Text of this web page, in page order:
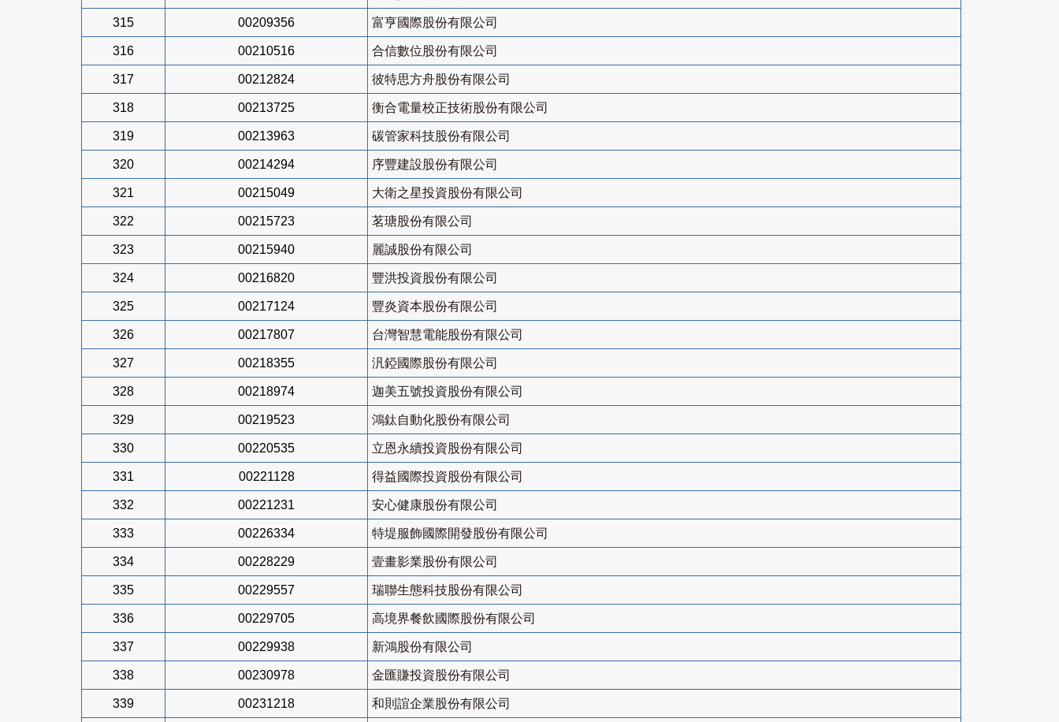
315 00209356 富亨國際股份有限公司
316 00210516 合信數位股份有限公司
317 00212824 彼特思方舟股份有限公司
318 00213725 衡合電量校正技術股份有限公司
319 00213963 碳管家科技股份有限公司
320 00214294 序豐建設股份有限公司
321 00215049 大衛之星投資股份有限公司
322 00215723 茗瑭股份有限公司
323 00215940 麗誠股份有限公司
324 00216820 豐洪投資股份有限公司
325 00217124 豐炎資本股份有限公司
326 00217807 台灣智慧電能股份有限公司
327 00218355 汎錏國際股份有限公司
328 00218974 迦美五號投資股份有限公司
329 00219523 鴻鈦自動化股份有限公司
330 00220535 立恩永續投資股份有限公司
331 00221128 得益國際投資股份有限公司
332 00221231 安心健康股份有限公司
333 00226334 特堤服飾國際開發股份有限公司
334 00228229 壹畫影業股份有限公司
335 00229557 瑞聯生態科技股份有限公司
336 00229705 高境界餐飲國際股份有限公司
337 00229938 新鴻股份有限公司
338 00230978 金匯賺投資股份有限公司
339 00231218 和則誼企業股份有限公司